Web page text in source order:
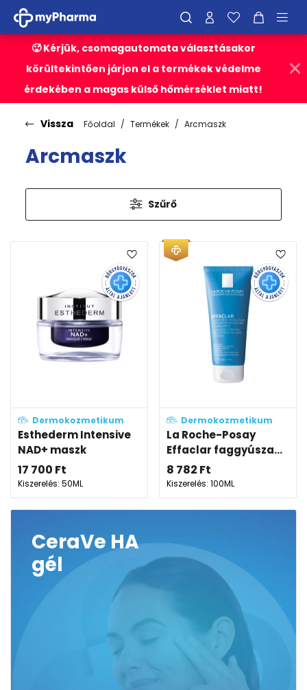
🥵 Kérjük, csomagautomata választásakor
körültekintően járjon el a termékek védelme
érdekében a magas külső hőmérséklet miatt!
Vissza Főoldal Termékek Arcmaszk
Arcmaszk
Szűrő
Dermokozmetikum
Esthederm Intensive
NAD+ maszk
17 700 Ft
Kiszerelés: 50ML
Dermokozmetikum
La Roche-Posay
Effaclar faggyúsza...
8 782 Ft
Kiszerelés: 100ML
CeraVe HA
gél